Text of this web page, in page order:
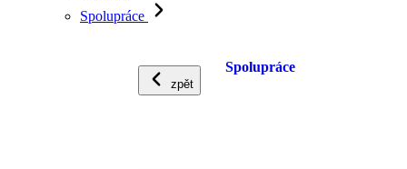
Spolupráce
zpět
Spolupráce